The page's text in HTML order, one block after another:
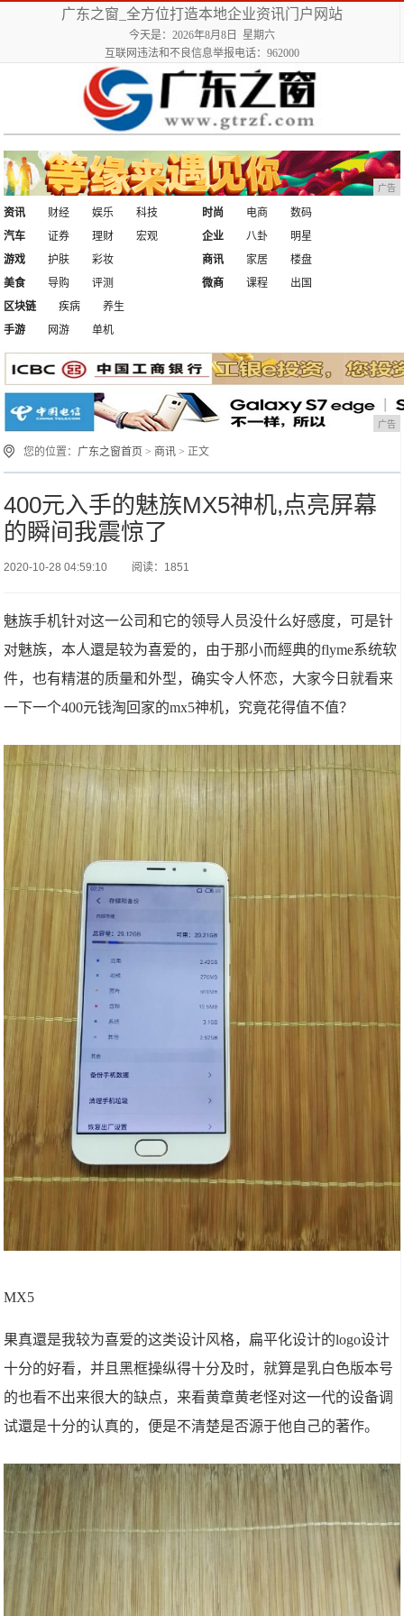
广东之窗_全方位打造本地企业资讯门户网站
今天是：2026年8月8日 星期六
互联网违法和不良信息举报电话：962000
广告
资讯 财经 娱乐
科技
汽车
证券 理财 宏观
时尚 电商
数码
企业
八卦
明星
游戏
护肤
彩妆
美食
导购 评测
商讯 家居
楼盘
微商
课程
出国
区块链
疾病
养生
手游
网游 单机
广告
您的位置： 广东之窗首页 > 商讯 > 正文
400元入手的魅族MX5神机,点亮屏幕
的瞬间我震惊了
2020-10-28 04:59:10 阅读：1851
魅族手机针对这一公司和它的领导人员没什么好感度，可是针
对魅族，本人還是较为喜爱的，由于那小而經典的flyme系统软
件，也有精湛的质量和外型，确实令人怀恋，大家今日就看来
一下一个400元钱淘回家的mx5神机，究竟花得值不值？
MX5
果真還是我较为喜爱的这类设计风格，扁平化设计的logo设计
十分的好看，并且黑框操纵得十分及时，就算是乳白色版本号
的也看不出来很大的缺点，来看黄章黄老怪对这一代的设备调
试還是十分的认真的，便是不清楚是否源于他自己的著作。